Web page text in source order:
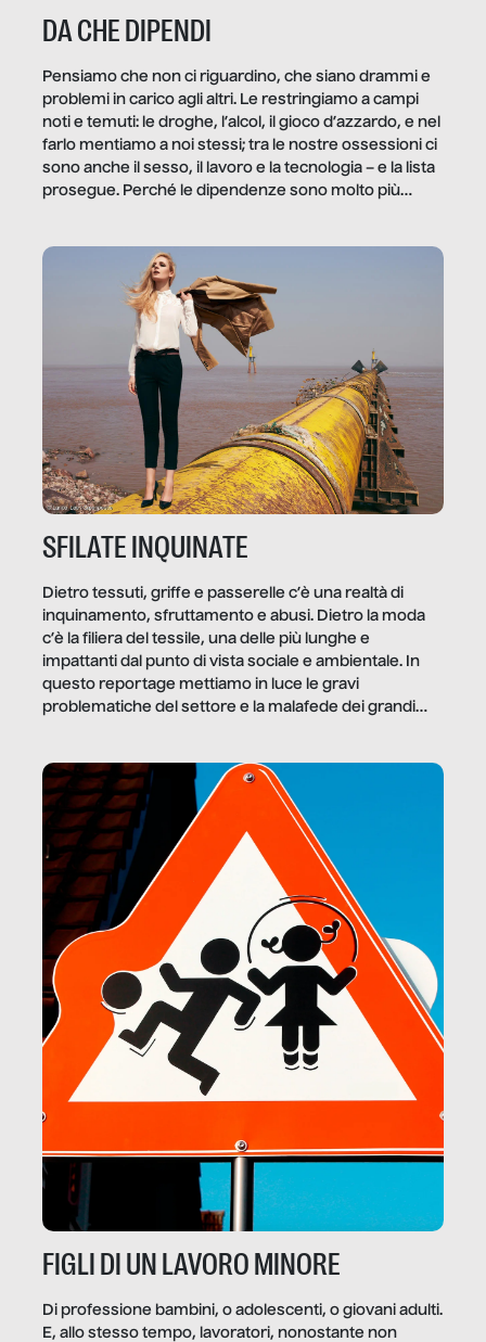
DA CHE DIPENDI
Pensiamo che non ci riguardino, che siano drammi e
problemi in carico agli altri. Le restringiamo a campi
noti e temuti: le droghe, l’alcol, il gioco d’azzardo, e nel
farlo mentiamo a noi stessi; tra le nostre ossessioni ci
sono anche il sesso, il lavoro e la tecnologia – e la lista
prosegue. Perché le dipendenze sono molto più
trae un guadagno. In questo reportage vediamo
quale e come.
SFILATE INQUINATE
Dietro tessuti, griffe e passerelle c’è una realtà di
inquinamento, sfruttamento e abusi. Dietro la moda
c’è la filiera del tessile, una delle più lunghe e
impattanti dal punto di vista sociale e ambientale. In
questo reportage mettiamo in luce le gravi
problematiche del settore e la malafede dei grandi
FIGLI DI UN LAVORO MINORE
Di professione bambini, o adolescenti, o giovani adulti.
E, allo stesso tempo, lavoratori, nonostante non